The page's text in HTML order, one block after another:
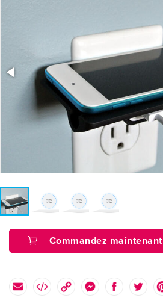
Commandez maintenant